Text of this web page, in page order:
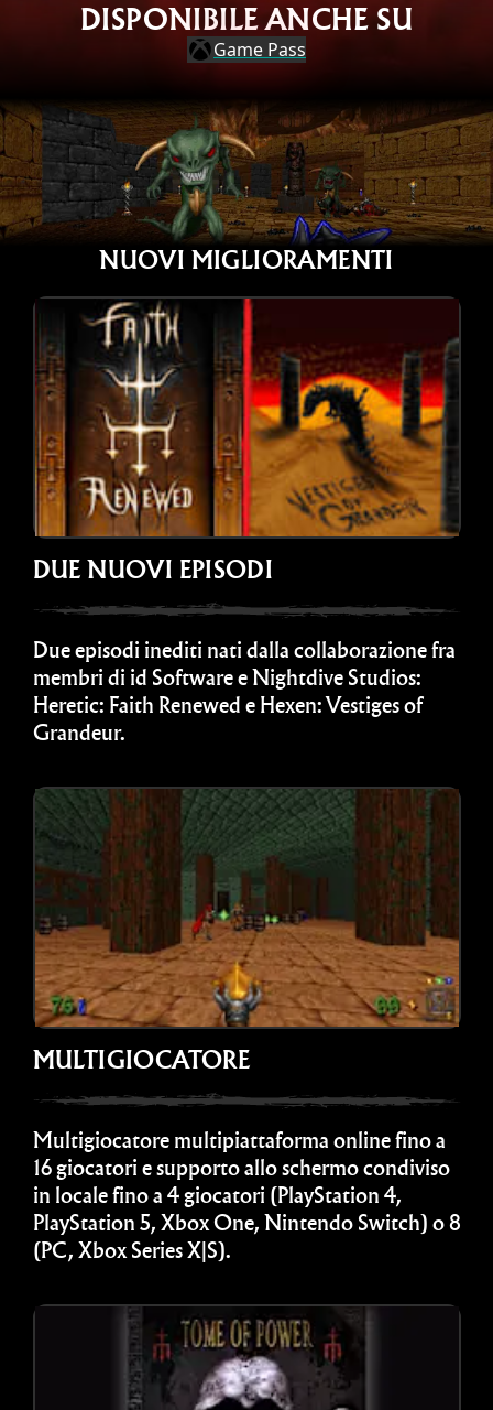
DISPONIBILE ANCHE SU
Game Pass
NUOVI MIGLIORAMENTI
DUE NUOVI EPISODI
Due episodi inediti nati dalla collaborazione fra
membri di id Software e Nightdive Studios:
Heretic: Faith Renewed e Hexen: Vestiges of
Grandeur.
MULTIGIOCATORE
Multigiocatore multipiattaforma online fino a
16 giocatori e supporto allo schermo condiviso
in locale fino a 4 giocatori (PlayStation 4,
PlayStation 5, Xbox One, Nintendo Switch) o 8
(PC, Xbox Series X|S).